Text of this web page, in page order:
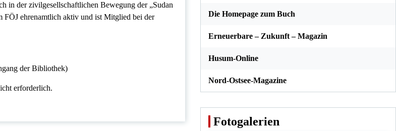
in der zivilgesellschaftlichen Bewegung der „Sudan
FÖJ ehrenamtlich aktiv und ist Mitglied bei der
der Bibliothek)
erforderlich.
Die Homepage zum Buch
Erneuerbare – Zukunft – Magazin
Husum-Online
Nord-Ostsee-Magazine
Fotogalerien